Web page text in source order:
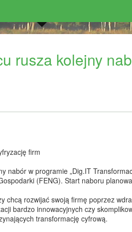
rusza kolejny
firm
nabór w programie „Dig.IT
(FENG). Start naboru
chcą rozwijać swoją firmę poprzez
bardzo innowacyjnych czy
transformację cyfrową.